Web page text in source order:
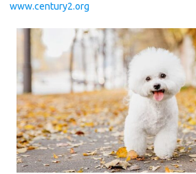
www.century2.org